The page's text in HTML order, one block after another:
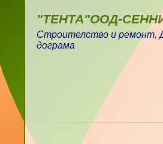
"ТЕНТА"ООД-
Строителство и ремонт,
дограма